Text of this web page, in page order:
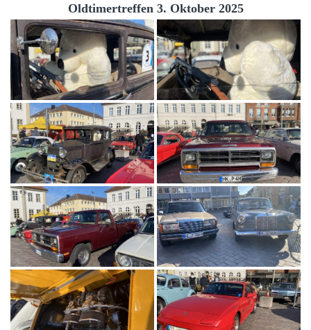
Oldtimertreffen 3. Oktober 2025